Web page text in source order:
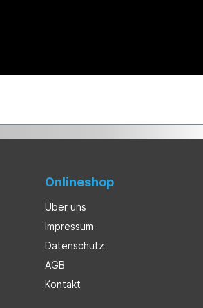
Onlineshop
Über uns
Impressum
Datenschutz
AGB
Kontakt